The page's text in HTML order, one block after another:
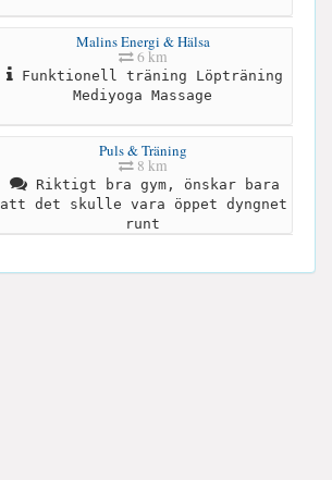
Malins Energi & Hälsa
6 km
Funktionell träning Löpträning
Mediyoga Massage
Puls & Träning
8 km
Riktigt bra gym, önskar bara
att det skulle vara öppet dyngnet
runt